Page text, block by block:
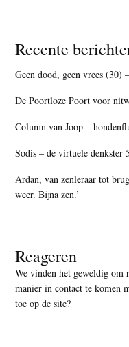
Recente
Geen dood, geen vrees (30)
De Poortloze Poort voor
Column van Joop –
Sodis – de virtuele denkster
Ardan, van zenleraar tot
weer. Bijna zen.’
Reageren
We vinden het geweldig om
manier in contact te komen
toe op de site?